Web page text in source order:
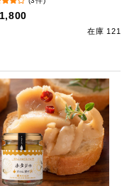
在庫 121